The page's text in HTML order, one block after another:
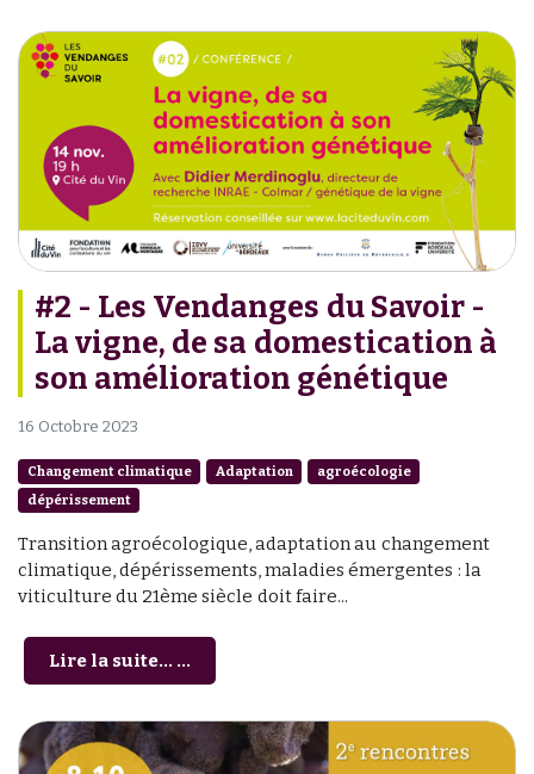
#2 - Les Vendanges du Savoir -
La vigne, de sa domestication à
son amélioration génétique
16 Octobre 2023
Changement climatique Adaptation
agroécologie
dépérissement
Transition agroécologique, adaptation au changement
climatique, dépérissements, maladies émergentes : la
viticulture du 21ème siècle doit faire...
Lire la suite... ...